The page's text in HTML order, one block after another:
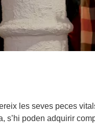
les seves peces
s’hi poden adquirir